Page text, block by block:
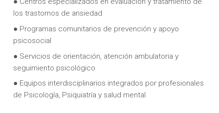
los trastornos de ansiedad
● Programas comunitarios de prevención y apoyo
psicosocial
● Servicios de orientación, atención ambulatoria y
seguimiento psicológico
● Equipos interdisciplinarios integrados por profesionales
de Psicología, Psiquiatría y salud mental